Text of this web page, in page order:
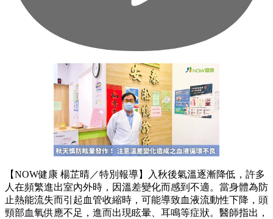
【NOW健康 楊芷晴／特別報導】入秋後氣溫逐漸降低，許多
人在頻繁進出室內外時，因溫差變化而感到不適。當身體為防
止熱能流失而引起血管收縮時，可能導致血液流動性下降，頭
頸部血氧供應不足，進而出現眩暈、耳鳴等症狀。醫師指出，